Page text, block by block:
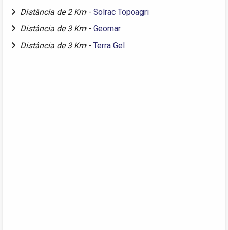
Distância de 2 Km - Solrac Topoagri
Distância de 3 Km - Geomar
Distância de 3 Km - Terra Gel